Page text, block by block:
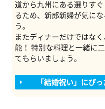
道から九州にある選りす
るため、新郎新婦が気に
う。
またディナーだけではな
能！ 特別な料理と一緒に
てもらいましょう。
「結婚祝い」にぴ